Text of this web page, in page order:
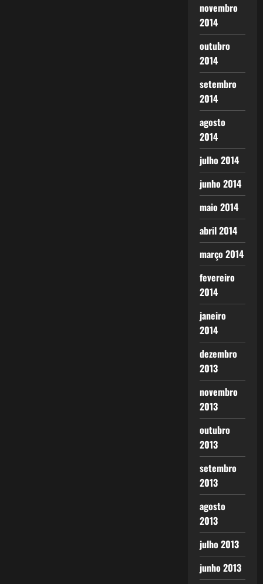
novembro
2014
outubro
2014
setembro
2014
agosto
2014
julho 2014
junho 2014
maio 2014
abril 2014
março 2014
fevereiro
2014
janeiro
2014
dezembro
2013
novembro
2013
outubro
2013
setembro
2013
agosto
2013
julho 2013
junho 2013